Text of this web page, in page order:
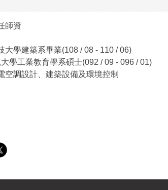
師資
大學建築系畢業(108 / 08 - 110 / 06)
學工業教育學系碩士(092 / 09 - 096 / 01)
空調設計、建築設備及環境控制